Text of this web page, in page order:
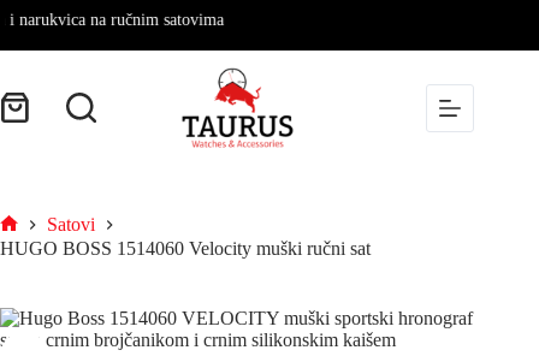
na ručnim satovima
Satovi
HUGO BOSS 1514060 Velocity muški ručni sat